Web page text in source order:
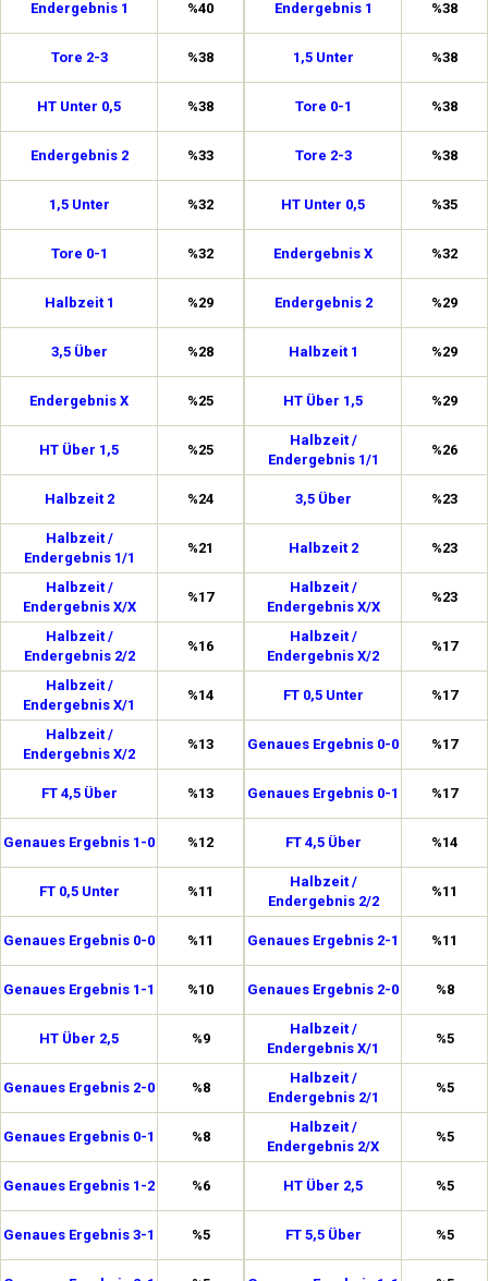
Endergebnis 1 %40
Tore 2-3 %38
HT Unter 0,5 %38
Endergebnis 2 %33
1,5 Unter %32
Tore 0-1 %32
Halbzeit 1 %29
3,5 Über %28
Endergebnis X %25
HT Über 1,5 %25
Halbzeit 2 %24
Halbzeit /
Endergebnis 1/1
%21
Halbzeit /
Endergebnis X/X
%17
Halbzeit /
Endergebnis 2/2
%16
Halbzeit /
Endergebnis X/1
%14
Halbzeit /
Endergebnis X/2
%13
FT 4,5 Über %13
Genaues Ergebnis 1-0 %12
FT 0,5 Unter %11
Genaues Ergebnis 0-0 %11
Genaues Ergebnis 1-1 %10
HT Über 2,5 %9
Genaues Ergebnis 2-0 %8
Genaues Ergebnis 0-1 %8
Genaues Ergebnis 1-2 %6
Genaues Ergebnis 3-1 %5
Endergebnis 1 %38
1,5 Unter %38
Tore 0-1 %38
Tore 2-3 %38
HT Unter 0,5 %35
Endergebnis X %32
Endergebnis 2 %29
Halbzeit 1 %29
HT Über 1,5 %29
Halbzeit /
Endergebnis 1/1
%26
3,5 Über %23
Halbzeit 2 %23
Halbzeit /
Endergebnis X/X
%23
Halbzeit /
Endergebnis X/2
%17
FT 0,5 Unter %17
Genaues Ergebnis 0-0 %17
Genaues Ergebnis 0-1 %17
FT 4,5 Über %14
Halbzeit /
Endergebnis 2/2
%11
Genaues Ergebnis 2-1 %11
Genaues Ergebnis 2-0 %8
Halbzeit /
Endergebnis X/1
%5
Halbzeit /
Endergebnis 2/1
%5
Halbzeit /
Endergebnis 2/X
%5
HT Über 2,5 %5
FT 5,5 Über %5